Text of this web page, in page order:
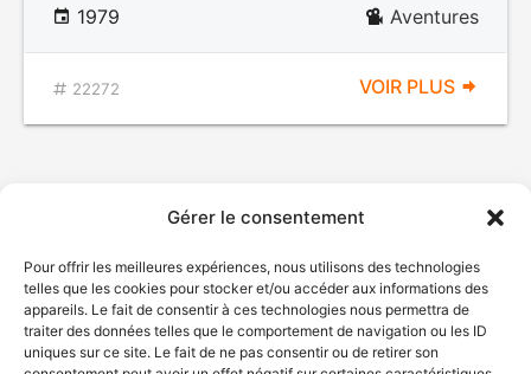
Gérer le consentement
Pour offrir les meilleures expériences, nous utilisons des technologies
telles que les cookies pour stocker et/ou accéder aux informations des
appareils. Le fait de consentir à ces technologies nous permettra de
traiter des données telles que le comportement de navigation ou les ID
uniques sur ce site. Le fait de ne pas consentir ou de retirer son
1979 Aventures
22272 VOIR PLUS
© Gouvernement du Québec, 2026